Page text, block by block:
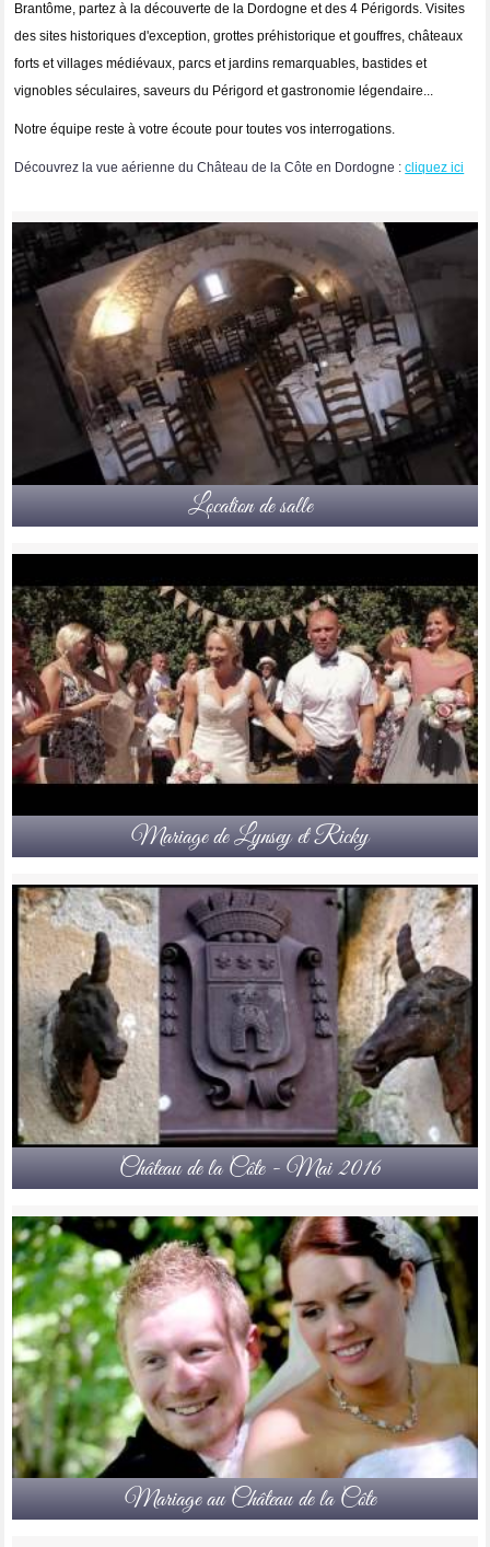
Brantôme, partez à la découverte de la Dordogne et des 4 Périgords. Visites
des sites historiques d'exception, grottes préhistorique et gouffres, châteaux
forts et villages médiévaux, parcs et jardins remarquables, bastides et
vignobles séculaires, saveurs du Périgord et gastronomie légendaire...
Notre équipe reste à votre écoute pour toutes vos interrogations.
Découvrez la vue aérienne du Château de la Côte en Dordogne :cliquez ici
Location de salle
Mariage de Lynsey et Ricky
Château de la Côte - Mai 2016
Mariage au Château de la Côte